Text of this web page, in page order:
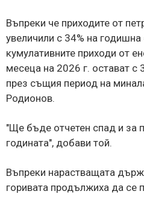
Въпреки че приходите от
увеличили с 34% на
кумулативните приходи от
месеца на 2026 г. остават с
през същия период на
Родионов.
"Ще бъде отчетен спад и за
годината", добави той.
Въпреки нарастващата
горивата продължиха да се